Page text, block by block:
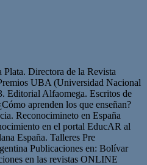
Directora de la Revista
UBA (Universidad Nacional
Editorial Alfaomega. Escritos de
aprenden los que enseñan?
Reconocimineto en España
en el portal EducAR al
España. Talleres Pre
Publicaciones en: Bolívar
en las revistas ONLINE